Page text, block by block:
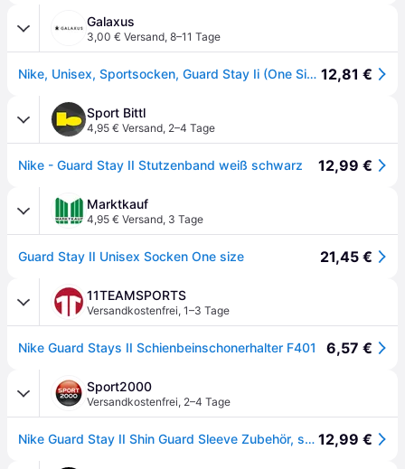
Galaxus
3,00 € Versand, 8–11 Tage
Nike, Unisex, Sportsocken, Guard Stay Ii (One Size), Schwarz 12,81 €
Sport Bittl
4,95 € Versand, 2–4 Tage
Nike - Guard Stay II Stutzenband weiß schwarz 12,99 €
Marktkauf
4,95 € Versand, 3 Tage
Guard Stay II Unisex Socken One size 21,45 €
11TEAMSPORTS
Versandkostenfrei, 1–3 Tage
Nike Guard Stays II Schienbeinschonerhalter F401 6,57 €
Sport2000
Versandkostenfrei, 2–4 Tage
Nike Guard Stay II Shin Guard Sleeve Zubehör, schwarz 12,99 €